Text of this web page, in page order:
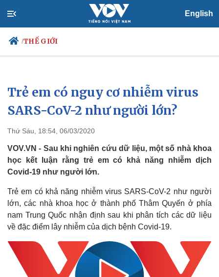
English
/THẾ GIỚI
Chính trị
Đảng
Tổ chức nhân sự
Nhận diện sự thật
Xã hội
Tin 24h
Dự báo thời tiết
Việc làm
Biển đảo
Trẻ em có nguy cơ nhiễm virus
SARS-CoV-2 như người lớn?
Thứ Sáu, 18:54, 06/03/2020
VOV.VN - Sau khi nghiên cứu dữ liệu, một số nhà khoa
học kết luận rằng trẻ em có khả năng nhiễm dịch
Covid-19 như người lớn.
Trẻ em có khả năng nhiễm virus SARS-CoV-2 như người
lớn, các nhà khoa học ở thành phố Thâm Quyến ở phía
nam Trung Quốc nhận định sau khi phân tích các dữ liệu
về đặc điểm lây nhiễm của dịch bệnh Covid-19.